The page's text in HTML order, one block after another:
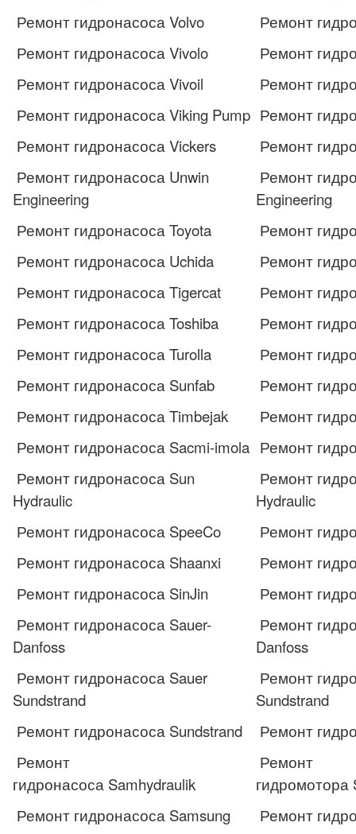
Ремонт гидронасоса Volvo
Ремонт
Ремонт гидронасоса Vivolo
Ремонт
Ремонт гидронасоса Vivoil
Ремонт
Ремонт гидронасоса Viking Pump Ремонт
Ремонт гидронасоса Vickers
Ремонт
Ремонт гидронасоса Unwin
Engineering
Ремонт
Engineering
Ремонт гидронасоса Toyota
Ремонт
Ремонт гидронасоса Uchida
Ремонт
Ремонт гидронасоса Tigercat
Ремонт
Ремонт гидронасоса Toshiba
Ремонт
Ремонт гидронасоса Turolla
Ремонт
Ремонт гидронасоса Sunfab
Ремонт
Ремонт гидронасоса Timbejak
Ремонт
Ремонт гидронасоса Sacmi-imola Ремонт
Ремонт гидронасоса Sun
Hydraulic
Ремонт
Hydraulic
Ремонт гидронасоса SpeeCo
Ремонт
Ремонт гидронасоса Shaanxi
Ремонт
Ремонт гидронасоса SinJin
Ремонт
Ремонт гидронасоса Sauer-
Danfoss
Ремонт
Danfoss
Ремонт гидронасоса Sauer
Sundstrand
Ремонт
Sundstrand
Ремонт гидронасоса Sundstrand
Ремонт
Ремонт
гидронасоса Samhydraulik
Ремонт
гидромотора
Ремонт гидронасоса Samsung
Ремонт